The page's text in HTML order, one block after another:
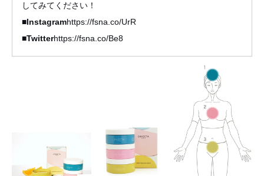
してみてください！
■Instagramhttps://fsna.co/UrR
■Twitterhttps://fsna.co/Be8